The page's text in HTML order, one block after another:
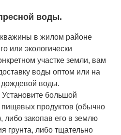
воды.
в жилом районе
или экологически
участке земли, вам
воды оптом или на
воды.
Установите большой
продуктов (обычно
либо закопав его в землю
грунта, либо тщательно